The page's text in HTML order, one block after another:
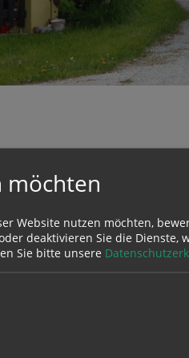
Aufschwung. Viele
zu finden oder
Es ist eine
und dem Fachbereich
begleiten.
sich wandelnden
Spiritualität unmittelbar
möchten
Website nutzen möchten,
deaktivieren Sie die Dienste,
Sie bitte unsere